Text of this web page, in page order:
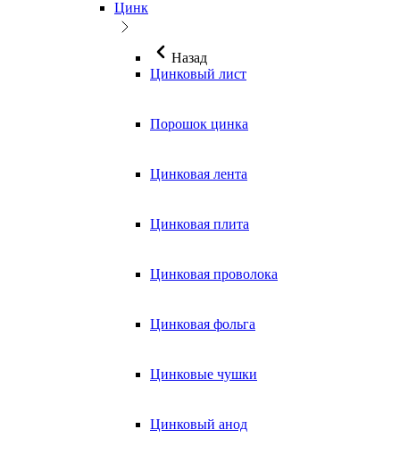
Цинк
Назад
Цинковый лист
Порошок цинка
Цинковая лента
Цинковая плита
Цинковая проволока
Цинковая фольга
Цинковые чушки
Цинковый анод